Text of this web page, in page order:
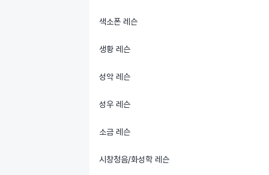
색소폰 레슨
생황 레슨
성악 레슨
성우 레슨
소금 레슨
시창청음/화성학 레슨